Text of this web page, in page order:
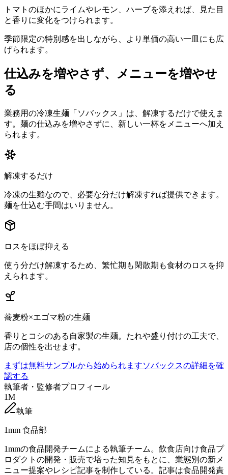
トマトのほかにライムやレモン、ハーブを添えれば、見た目
と香りに変化をつけられます。
季節限定の特別感を出しながら、より単価の高い一皿にも広
げられます。
仕込みを増やさず、メニューを増やせ
る
業務用の冷凍生麺「ソバックス」は、解凍するだけで使えま
す。麺の仕込みを増やさずに、新しい一杯をメニューへ加え
られます。
解凍するだけ
冷凍の生麺なので、必要な分だけ解凍すれば提供できます。
麺を仕込む手間はいりません。
ロスをほぼ抑える
使う分だけ解凍するため、繁忙期も閑散期も食材のロスを抑
えられます。
蕎麦粉×エゴマ粉の生麺
香りとコシのある自家製の生麺。たれや盛り付けの工夫で、
店の個性を出せます。
まずは無料サンプルから始められますソバックスの詳細を確
認する
執筆者・監修者プロフィール
1M
執筆
1mm 食品部
1mmの食品開発チームによる執筆チーム。飲食店向け食品プ
ロダクトの開発・販売で培った知見をもとに、業態別の新メ
ニュー提案やレシピ記事を制作している。記事は食品開発責